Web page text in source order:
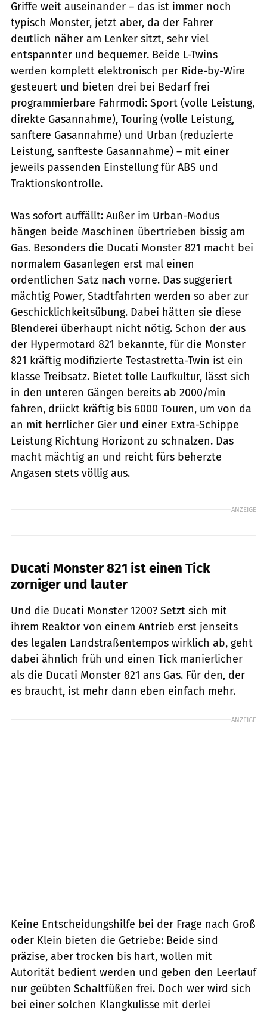
Griffe weit auseinander – das ist immer noch
typisch Monster, jetzt aber, da der Fahrer
deutlich näher am Lenker sitzt, sehr viel
entspannter und bequemer. Beide L-Twins
werden komplett elektronisch per Ride-by-Wire
gesteuert und bieten drei bei Bedarf frei
programmierbare Fahrmodi: Sport (volle Leistung,
direkte Gasannahme), Touring (volle Leistung,
sanftere Gasannahme) und Urban (reduzierte
Leistung, sanfteste Gasannahme) – mit einer
jeweils passenden Einstellung für ABS und
Traktionskontrolle.
Was sofort auffällt: Außer im Urban-Modus
hängen beide Maschinen übertrieben bissig am
Gas. Besonders die Ducati Monster 821 macht bei
normalem Gasanlegen erst mal einen
ordentlichen Satz nach vorne. Das suggeriert
mächtig Power, Stadtfahrten werden so aber zur
Geschicklichkeitsübung. Dabei hätten sie diese
Blenderei überhaupt nicht nötig. Schon der aus
der Hypermotard 821 bekannte, für die Monster
821 kräftig modifizierte Testastretta-Twin ist ein
klasse Treibsatz. Bietet tolle Laufkultur, lässt sich
in den unteren Gängen bereits ab 2000/min
fahren, drückt kräftig bis 6000 Touren, um von da
an mit herrlicher Gier und einer Extra-Schippe
Leistung Richtung Horizont zu schnalzen. Das
macht mächtig an und reicht fürs beherzte
Angasen stets völlig aus.
ANZEIGE
Ducati Monster 821 ist einen Tick
zorniger und lauter
Und die Ducati Monster 1200? Setzt sich mit
ihrem Reaktor von einem Antrieb erst jenseits
des legalen Landstraßentempos wirklich ab, geht
dabei ähnlich früh und einen Tick manierlicher
als die Ducati Monster 821 ans Gas. Für den, der
es braucht, ist mehr dann eben einfach mehr.
ANZEIGE
Keine Entscheidungshilfe bei der Frage nach Groß
oder Klein bieten die Getriebe: Beide sind
präzise, aber trocken bis hart, wollen mit
Autorität bedient werden und geben den Leerlauf
nur geübten Schaltfüßen frei. Doch wer wird sich
bei einer solchen Klangkulisse mit derlei